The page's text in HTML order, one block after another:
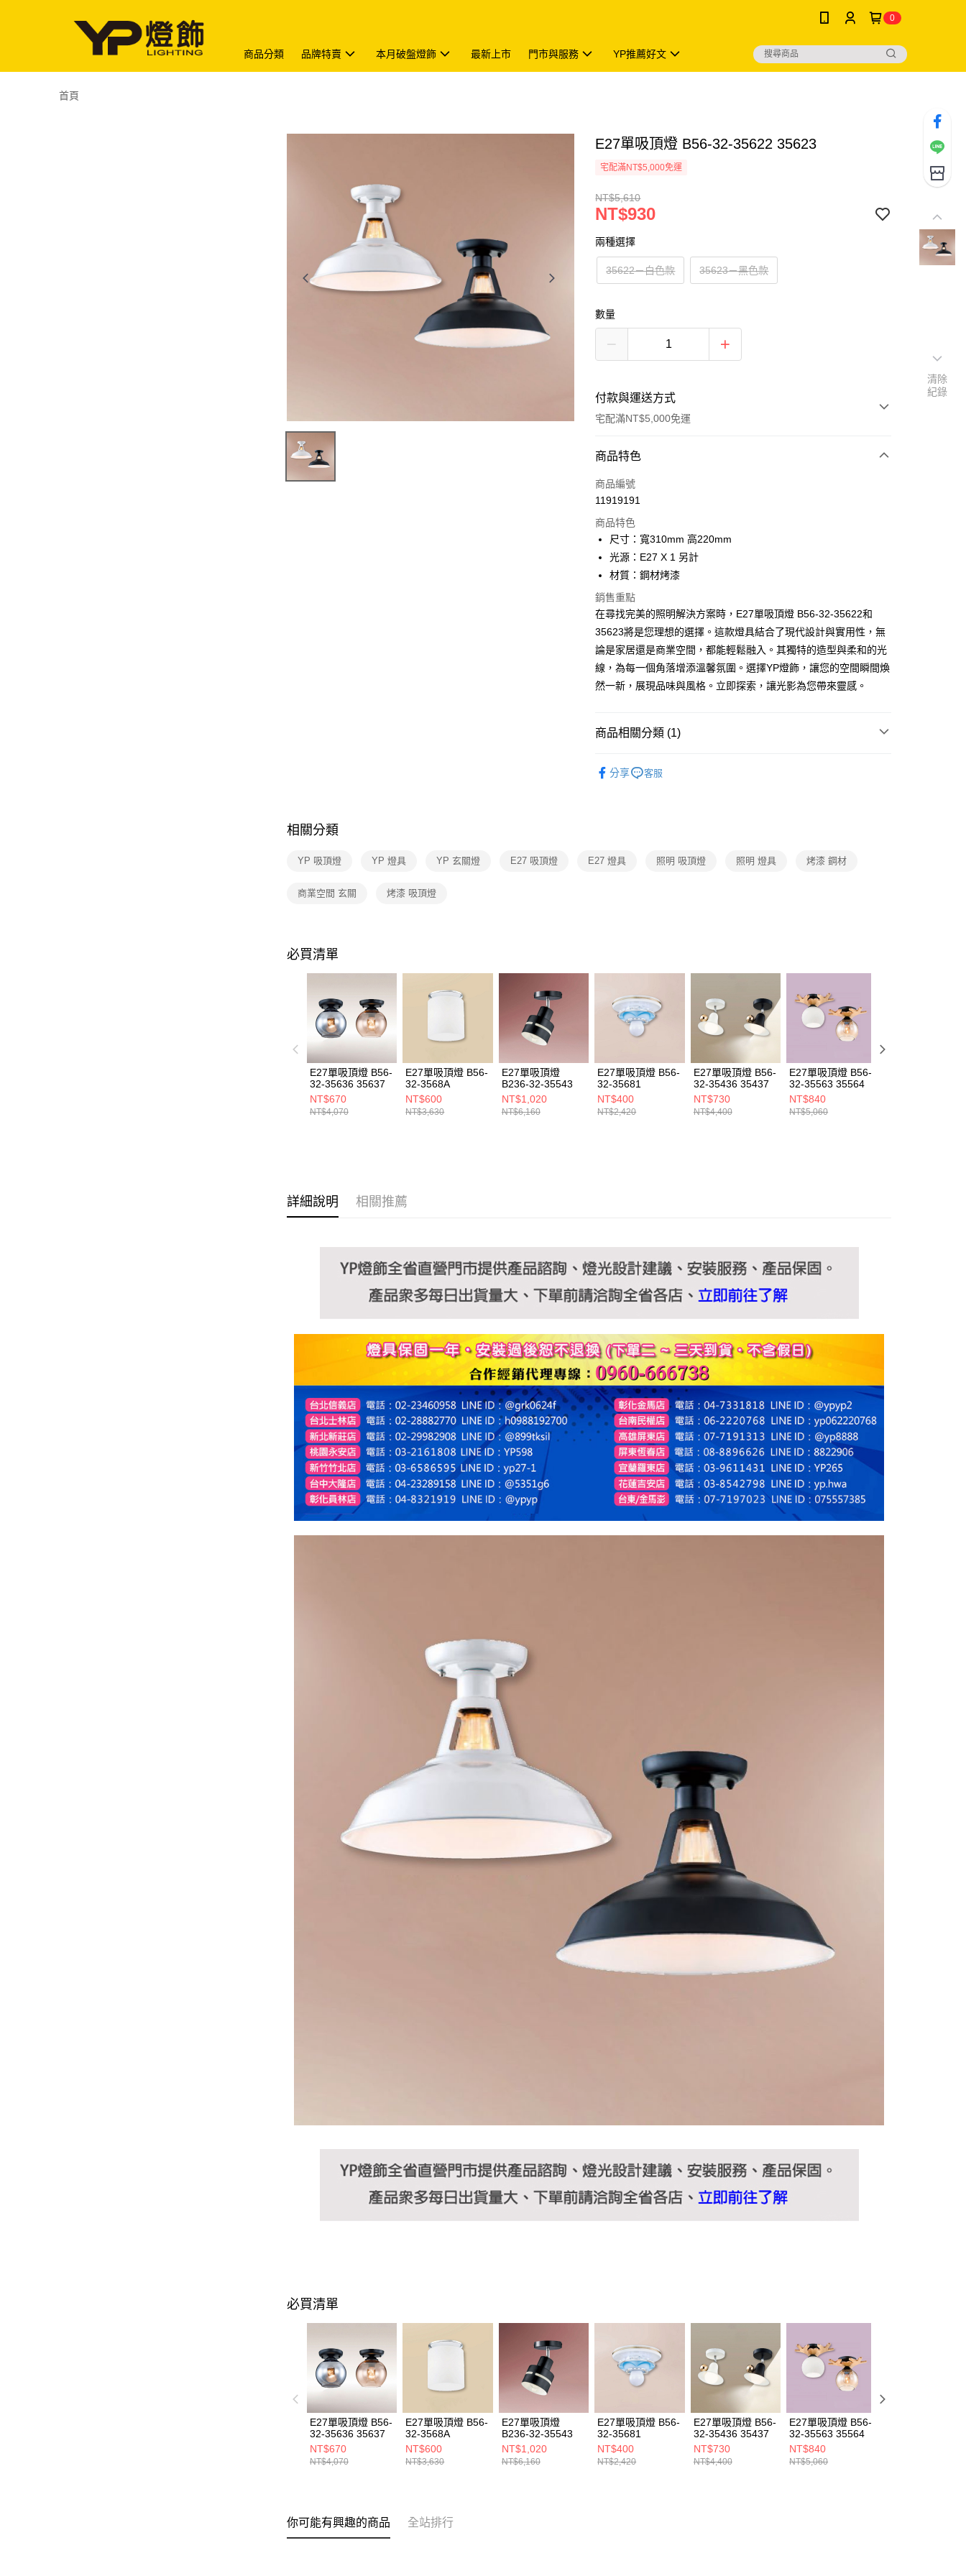
0
商品分類 品牌特賣 本月破盤燈飾 最新上市 門市與服務 YP推薦好文
首頁
E27單吸頂燈 B56-32-35622 35623
宅配滿NT$5,000免運
NT$5,610
NT$930
兩種選擇
35622－白色款 35623－黑色款
數量
付款與運送方式
宅配滿NT$5,000免運
付款方式
信用卡一次付款
Apple Pay
街口支付
Google Pay
AFTEE先享後付
相關說明
便利好安心！
１．簡單：不需註冊會員、不需綁卡、不需儲值。
／ATM／網路銀行／等多元方式進行付款，方視為交易完成。
※ 請注意：結帳手續完成當下不需立刻繳費，但若您需要取消訂單，請聯
求債權轉讓予恩沛科技股份有限公司。
２．關於個人資料處理事宜，請瀏覽以下網址：
https://aftee.tw/terms/#terms3
３．未成年的使用者請事先徵得法定代理人或監護人之同意方可使用
任。
４．使用「AFTEE先享後付」時，將依據個別帳號之用戶狀況，依本公司
即時審查核予不同之上限額度；若仍有額度不足之情形，本公司將視審查
結果請求用戶進行身份認證。
５．嚴禁一人註冊多個帳號或使用他人資訊註冊。若發現惡意使用之情
新竹貨運宅配
商品特色
商品編號
11919191
商品特色
尺寸：寬310mm 高220mm
光源：E27 X 1 另計
材質：鋼材烤漆
銷售重點
在尋找完美的照明解決方案時，E27單吸頂燈 B56-32-35622和
35623將是您理想的選擇。這款燈具結合了現代設計與實用性，無
論是家居還是商業空間，都能輕鬆融入。其獨特的造型與柔和的光
線，為每一個角落增添溫馨氛圍。選擇YP燈飾，讓您的空間瞬間煥
然一新，展現品味與風格。立即探索，讓光影為您帶來靈感。
商品相關分類 (1)
分享
客服
相關分類
YP 吸頂燈 YP 燈具 YP 玄關燈 E27 吸頂燈 E27 燈具 照明 吸頂燈 照明 燈具 烤漆 鋼材
商業空間 玄關 烤漆 吸頂燈
必買清單
E27單吸頂燈 B56-
32-35636 35637
NT$670
NT$4,070
E27單吸頂燈 B56-
32-3568A
NT$600
NT$3,630
E27單吸頂燈
B236-32-35543
NT$1,020
NT$6,160
E27單吸頂燈 B56-
32-35681
NT$400
NT$2,420
E27單吸頂燈 B56-
32-35436 35437
NT$730
NT$4,400
E27單吸頂燈 B56-
32-35563 35564
NT$840
NT$5,060
詳細說明 相關推薦
必買清單
E27單吸頂燈 B56-
32-35636 35637
NT$670
NT$4,070
E27單吸頂燈 B56-
32-3568A
NT$600
NT$3,630
E27單吸頂燈
B236-32-35543
NT$1,020
NT$6,160
E27單吸頂燈 B56-
32-35681
NT$400
NT$2,420
E27單吸頂燈 B56-
32-35436 35437
NT$730
NT$4,400
E27單吸頂燈 B56-
32-35563 35564
NT$840
NT$5,060
你可能有興趣的商品 全站排行
清除
紀錄